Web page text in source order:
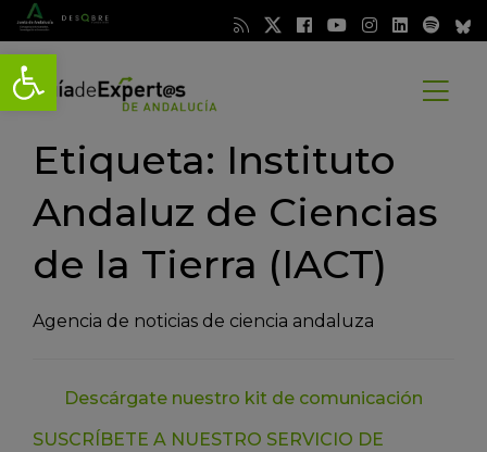
Abrir barra de herramientas
Abrir
Etiqueta: Instituto
Andaluz de Ciencias
de la Tierra (IACT)
Agencia de noticias de ciencia andaluza
Descárgate nuestro kit de comunicación
SUSCRÍBETE A NUESTRO SERVICIO DE